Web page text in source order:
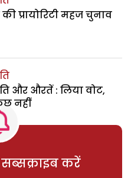
प्रायोरिटी महज चुनाव
और औरतें : लिया वोट,
नहीं
करें